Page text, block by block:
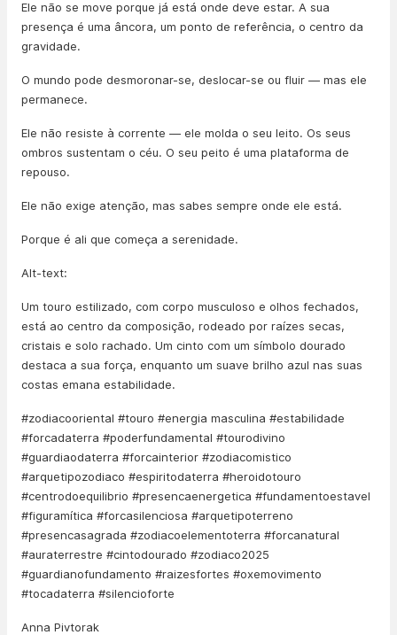
Ele não se move porque já está onde deve estar. A sua
presença é uma âncora, um ponto de referência, o centro da
gravidade.
O mundo pode desmoronar-se, deslocar-se ou fluir — mas ele
permanece.
Ele não resiste à corrente — ele molda o seu leito. Os seus
ombros sustentam o céu. O seu peito é uma plataforma de
repouso.
Ele não exige atenção, mas sabes sempre onde ele está.
Porque é ali que começa a serenidade.
Alt-text:
Um touro estilizado, com corpo musculoso e olhos fechados,
está ao centro da composição, rodeado por raízes secas,
cristais e solo rachado. Um cinto com um símbolo dourado
destaca a sua força, enquanto um suave brilho azul nas suas
costas emana estabilidade.
#zodiacooriental #touro #energia masculina #estabilidade
#forcadaterra #poderfundamental #tourodivino
#guardiaodaterra #forcainterior #zodiacomistico
#arquetipozodiaco #espiritodaterra #heroidotouro
#centrodoequilibrio #presencaenergetica #fundamentoestavel
#figuramítica #forcasilenciosa #arquetipoterreno
#presencasagrada #zodiacoelementoterra #forcanatural
#auraterrestre #cintodourado #zodiaco2025
#guardianofundamento #raizesfortes #oxemovimento
#tocadaterra #silencioforte
Anna Pivtorak